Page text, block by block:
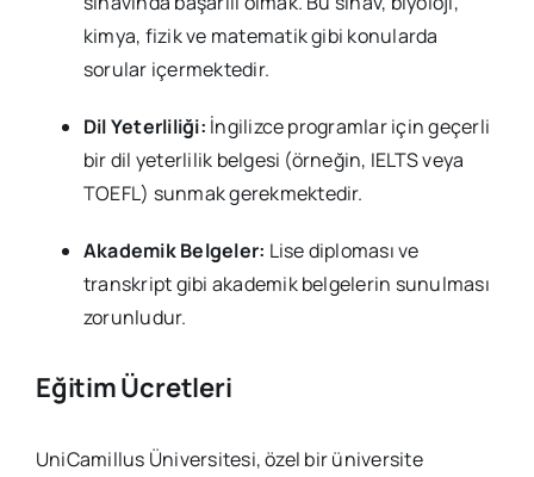
kimya, fizik ve matematik gibi konularda
sorular içermektedir.
Dil Yeterliliği: İngilizce programlar için geçerli
bir dil yeterlilik belgesi (örneğin, IELTS veya
TOEFL) sunmak gerekmektedir.
Akademik Belgeler: Lise diploması ve
transkript gibi akademik belgelerin sunulması
zorunludur.
Eğitim Ücretleri
UniCamillus Üniversitesi, özel bir üniversite